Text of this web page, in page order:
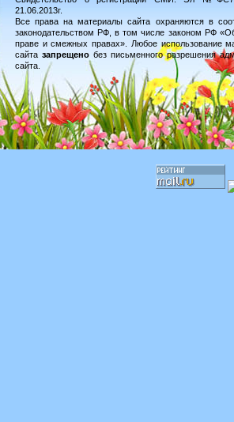
21.06.2013г.
Все права на материалы сайта охраняются в
законодательством РФ, в том числе законом РФ
праве и смежных правах». Любое использование
сайта запрещено без письменного разрешения
сайта.